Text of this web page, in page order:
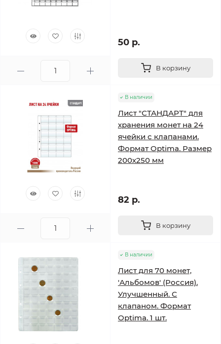
50 р.
В корзину
В наличии
Лист "СТАНДАРТ" для
хранения монет на 24
ячейки с клапанами.
Формат Optima. Размер
200х250 мм
82 р.
В корзину
В наличии
Лист для 70 монет,
'Альбомов' (Россия).
Улучшенный. С
клапаном. Формат
Optima. 1 шт.